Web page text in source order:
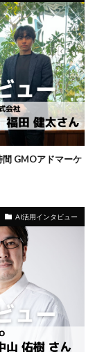
GMOアドマーケ
AI活用インタビュー